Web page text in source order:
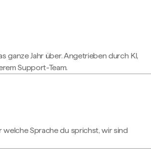
ganze Jahr über. Angetrieben durch KI,
Support-Team.
welche Sprache du sprichst, wir sind